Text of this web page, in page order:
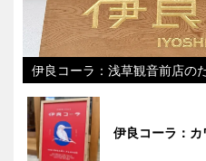
伊良コーラ：浅草観音前店の
伊良コーラ：